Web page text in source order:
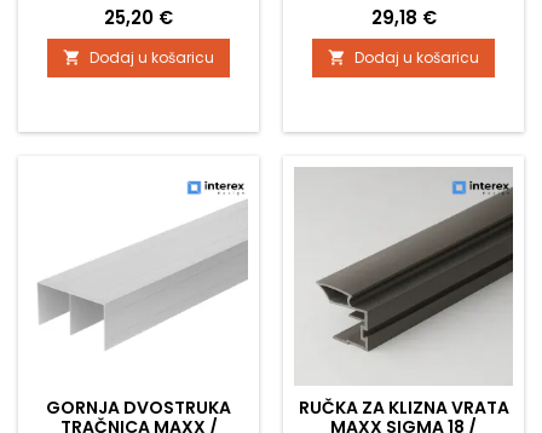
zahvaljujući robusnoj
konstrukciji osigurava
dugotrajnu stabilnost i
pouzdanost cijelog
specifikacije: Dostupne
mm Visina profila: 40 mm
Cijena
25,20 €
 Dodaj u košaricu
zahvaljujući robusnoj
konstrukciji osigurava
dugotrajnu stabilnost i
pouzdanost cijelog
specifikacije: Dostupne
3800 mm Širina profila: 75
mm Visina profila: 40 mm
Materijal:...
Cijena
29,18 €
 Dodaj u košaricu
GORNJA DVOSTRUKA
TRAČNICA MAXX /
RUČKA ZA KLIZNA VRATA
MAXX SIGMA 18 /